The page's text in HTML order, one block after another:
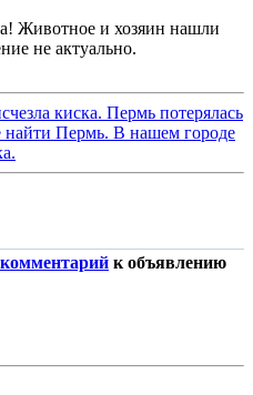
киска. Пермь потерялась
найти Пермь. В нашем городе
к объявлению